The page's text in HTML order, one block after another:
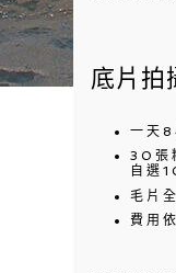
底片拍
一天8
30張
自選
毛片
費用